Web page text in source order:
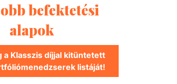
befektetési
alapok
a Klasszis díjjal kitüntetett
listáját!